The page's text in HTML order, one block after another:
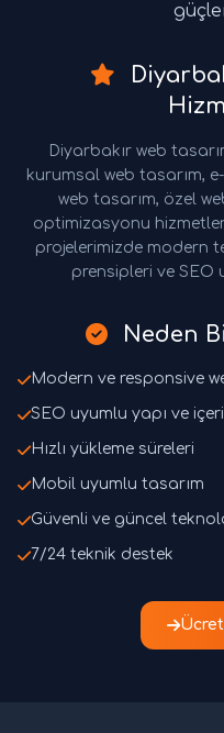
Diyarbakır web
kurumsal web tasarım,
web tasarım, özel
optimizasyonu
projelerimizde modern
prensipleri ve SEO
Neden
Modern ve responsive
SEO uyumlu yapı ve
Hızlı yükleme süreleri
Mobil uyumlu tasarım
Güvenli ve güncel
7/24 teknik destek